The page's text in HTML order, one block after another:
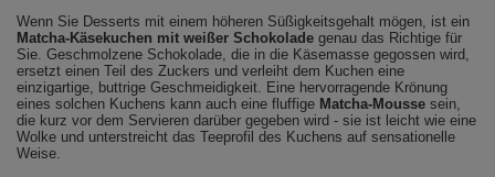
Wenn Sie Desserts mit einem höheren Süßigkeitsgehalt mögen, ist ein
Matcha-Käsekuchen mit weißer Schokolade genau das Richtige für
Sie. Geschmolzene Schokolade, die in die Käsemasse gegossen wird,
ersetzt einen Teil des Zuckers und verleiht dem Kuchen eine
einzigartige, buttrige Geschmeidigkeit. Eine hervorragende Krönung
eines solchen Kuchens kann auch eine fluffige Matcha-Mousse sein,
die kurz vor dem Servieren darüber gegeben wird - sie ist leicht wie eine
Wolke und unterstreicht das Teeprofil des Kuchens auf sensationelle
Weise.